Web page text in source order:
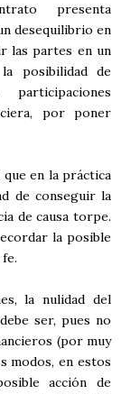
presenta
desequilibrio en
las partes en un
posibilidad de
por poner
en la práctica
de conseguir la
de causa torpe.
la posible
la nulidad del
ser, pues no
(por muy
modos, en estos
acción de